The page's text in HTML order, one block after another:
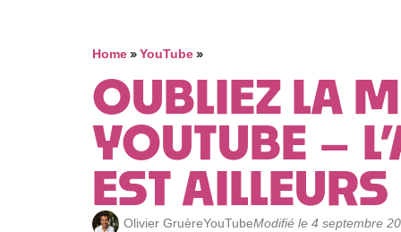
Home»YouTube»
OUBLIEZ LA
YOUTUBE –
EST AILLEURS
Olivier GruèreYouTubeModifié le 4 septembre